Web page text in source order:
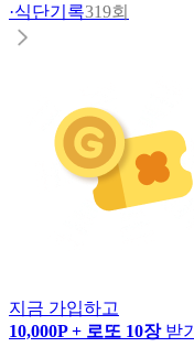
·식단기록319회
지금 가입하고
10,000P + 로또 10장 받기